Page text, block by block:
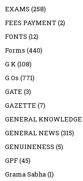
EXAMS (258)
FEES PAYMENT(2)
FONTS (12)
Forms (440)
G K(108)
G.Os (771)
GATE (3)
GAZETTE (7)
GENERAL KNOWLEDGE
GENERAL NEWS (315)
GENUINENESS (5)
GPF(45)
Grama Sabha(1)